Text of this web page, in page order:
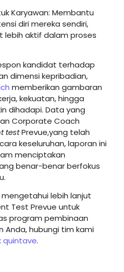
Karyawan: Membantu
diri mereka sendiri,
lebih aktif dalam proses
kandidat terhadap
dimensi kepribadian,
memberikan gambaran
kekuatan, hingga
dihadapi. Data yang
Corporate Coach
testPrevue,yang telah
keseluruhan, laporan ini
menciptakan
benar-benar berfokus
lebih lanjut
Test Prevue untuk
program pembinaan
Anda, hubungi tim kami
quintave.